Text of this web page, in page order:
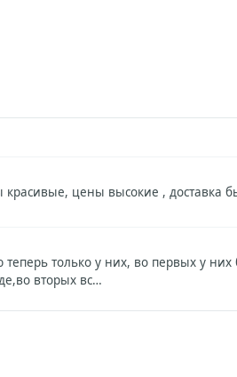
цены высокие , доставка
только у них, во первых у
вторых вс…